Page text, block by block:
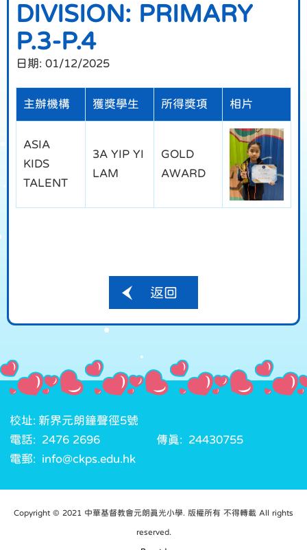
DIVISION: PRIMARY
P.3-P.4
日期: 01/12/2025
主辦機構 獲獎學生 所得獎項 相片
ASIA
KIDS
TALENT
3A YIP YI
LAM
GOLD
AWARD
返回
校址: 新界元朗鐘聲徑5號
電話: 2476 2696
傳真: 24430755
電郵: info@ckps.edu.hk
Copyright © 2021 中華基督教會元朗真光小學. 版權所有 不得轉載 All rights
reserved.